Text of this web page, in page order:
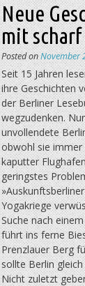
Neue
mit scharf
Posted onNovember
Seit 15 Jahren
ihre Geschichten
der Berliner
wegzudenken.
unvollendete
obwohl sie immer
kaputter
geringstes
Yogakriege
Suche nach
führt ins ferne
Prenzlauer Berg
sollte Berlin
Nicht zuletzt